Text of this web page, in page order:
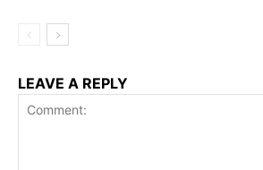
LEAVE A REPLY